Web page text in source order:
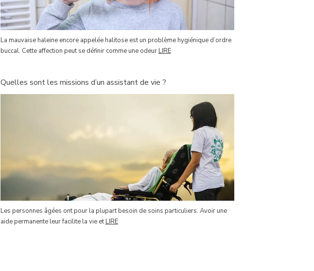
La mauvaise haleine encore appelée halitose est un problème hygiénique d’ordre
buccal. Cette affection peut se définir comme une odeurLIRE
Quelles sont les missions d’un assistant de vie ?
Les personnes âgées ont pour la plupart besoin de soins particuliers. Avoir une
aide permanente leur facilite la vie etLIRE